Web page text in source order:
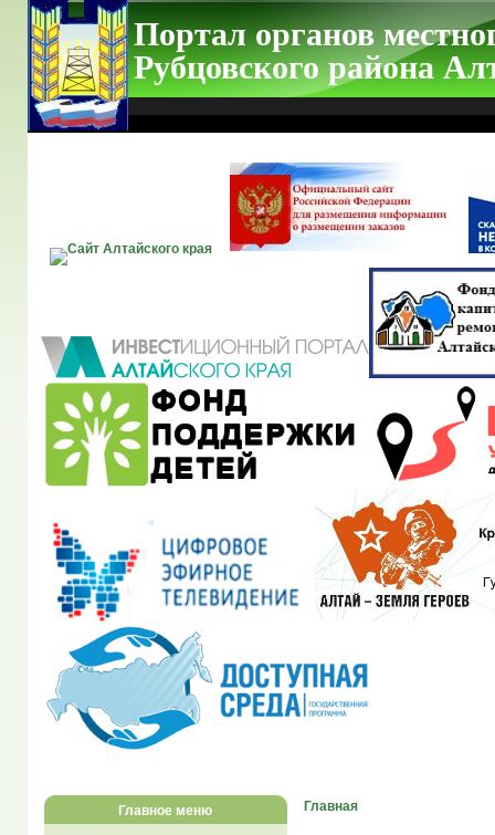
Портал органов
Рубцовского района
Главное меню Главная